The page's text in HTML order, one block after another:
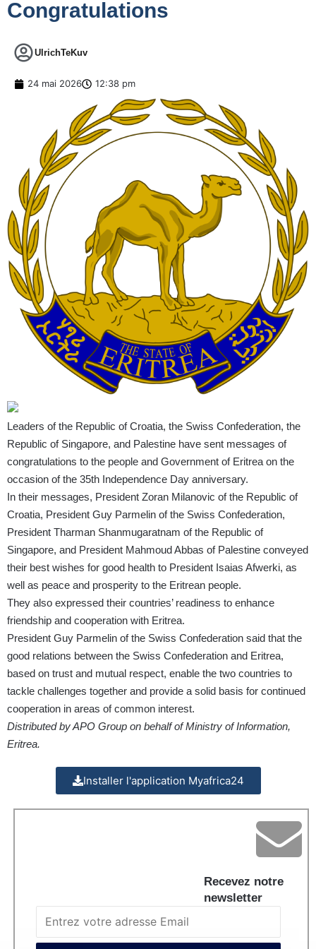
Congratulations
UlrichTeKuv
24 mai 2026 12:38 pm
Leaders of the Republic of Croatia, the Swiss Confederation, the
Republic of Singapore, and Palestine have sent messages of
congratulations to the people and Government of Eritrea on the
occasion of the 35th Independence Day anniversary.
In their messages, President Zoran Milanovic of the Republic of
Croatia, President Guy Parmelin of the Swiss Confederation,
President Tharman Shanmugaratnam of the Republic of
Singapore, and President Mahmoud Abbas of Palestine conveyed
their best wishes for good health to President Isaias Afwerki, as
well as peace and prosperity to the Eritrean people.
They also expressed their countries’ readiness to enhance
friendship and cooperation with Eritrea.
President Guy Parmelin of the Swiss Confederation said that the
good relations between the Swiss Confederation and Eritrea,
based on trust and mutual respect, enable the two countries to
tackle challenges together and provide a solid basis for continued
cooperation in areas of common interest.
Distributed by APO Group on behalf of Ministry of Information,
Eritrea.
Installer l'application Myafrica24
Recevez notre
newsletter